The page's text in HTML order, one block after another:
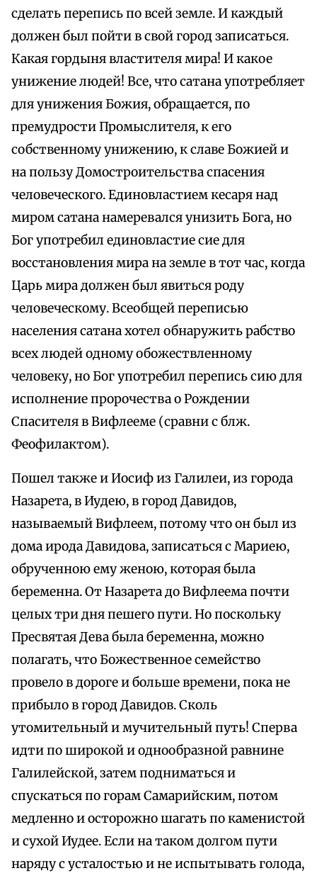
сделать перепись по всей земле. И каждый
должен был пойти в свой город записаться.
Какая гордыня властителя мира! И какое
унижение людей! Все, что сатана употребляет
для унижения Божия, обращается, по
премудрости Промыслителя, к его
собственному унижению, к славе Божией и
на пользу Домостроительства спасения
человеческого. Единовластием кесаря над
миром сатана намеревался унизить Бога, но
Бог употребил единовластие сие для
восстановления мира на земле в тот час, когда
Царь мира должен был явиться роду
человеческому. Всеобщей переписью
населения сатана хотел обнаружить рабство
всех людей одному обожествленному
человеку, но Бог употребил перепись сию для
исполнение пророчества о Рождении
Спасителя в Вифлееме (сравни с блж.
Феофилактом).
Пошел также и Иосиф из Галилеи, из города
Назарета, в Иудею, в город Давидов,
называемый Вифлеем, потому что он был из
дома ирода Давидова, записаться с Мариею,
обрученною ему женою, которая была
беременна. От Назарета до Вифлеема почти
целых три дня пешего пути. Но поскольку
Пресвятая Дева была беременна, можно
полагать, что Божественное семейство
провело в дороге и больше времени, пока не
прибыло в город Давидов. Сколь
утомительный и мучительный путь! Сперва
идти по широкой и однообразной равнине
Галилейской, затем подниматься и
спускаться по горам Самарийским, потом
медленно и осторожно шагать по каменистой
и сухой Иудее. Если на таком долгом пути
наряду с усталостью и не испытывать голода,